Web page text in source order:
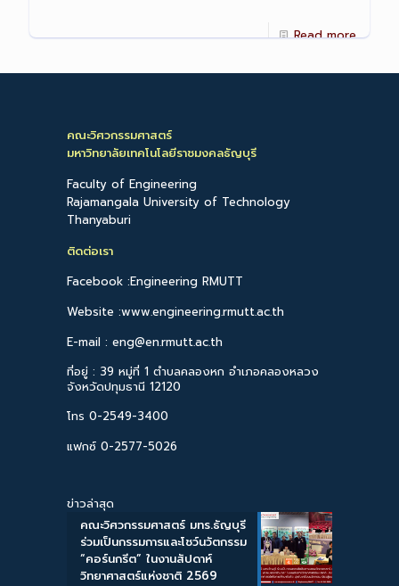
Read more
คณะวิศวกรรมศาสตร์
มหาวิทยาลัยเทคโนโลยีราชมงคลธัญบุรี
Faculty of Engineering
Rajamangala University of Technology
Thanyaburi
ติดต่อเรา
Facebook :Engineering RMUTT
Website :www.engineering.rmutt.ac.th
E-mail : eng@en.rmutt.ac.th
ที่อยู่ : 39 หมู่ที่ 1 ตำบลคลองหก อำเภอคลองหลวง
จังหวัดปทุมธานี 12120
โทร 0-2549-3400
แฟกซ์ 0-2577-5026
ข่าวล่าสุด
คณะวิศวกรรมศาสตร์ มทร.ธัญบุรี
ร่วมเป็นกรรมการและโชว์นวัตกรรม
“คอร์นกรีต” ในงานสัปดาห์
วิทยาศาสตร์แห่งชาติ 2569